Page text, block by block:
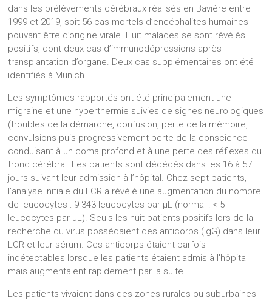
dans les prélèvements cérébraux réalisés en Bavière entre
1999 et 2019, soit 56 cas mortels d’encéphalites humaines
pouvant être d’origine virale. Huit malades se sont révélés
positifs, dont deux cas d’immunodépressions après
transplantation d’organe. Deux cas supplémentaires ont été
identifiés à Munich.
Les symptômes rapportés ont été principalement une
migraine et une hyperthermie suivies de signes neurologiques
(troubles de la démarche, confusion, perte de la mémoire,
convulsions puis progressivement perte de la conscience
conduisant à un coma profond et à une perte des réflexes du
tronc cérébral. Les patients sont décédés dans les 16 à 57
jours suivant leur admission à l’hôpital. Chez sept patients,
l’analyse initiale du LCR a révélé une augmentation du nombre
de leucocytes : 9-343 leucocytes par μL (normal : < 5
leucocytes par μL). Seuls les huit patients positifs lors de la
recherche du virus possédaient des anticorps (IgG) dans leur
LCR et leur sérum. Ces anticorps étaient parfois
indétectables lorsque les patients étaient admis à l'hôpital
mais augmentaient rapidement par la suite.
Les patients vivaient dans des zones rurales ou suburbaines